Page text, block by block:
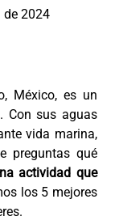
2024
México, es un
Con sus aguas
vida marina,
preguntas qué
actividad que
los 5 mejores